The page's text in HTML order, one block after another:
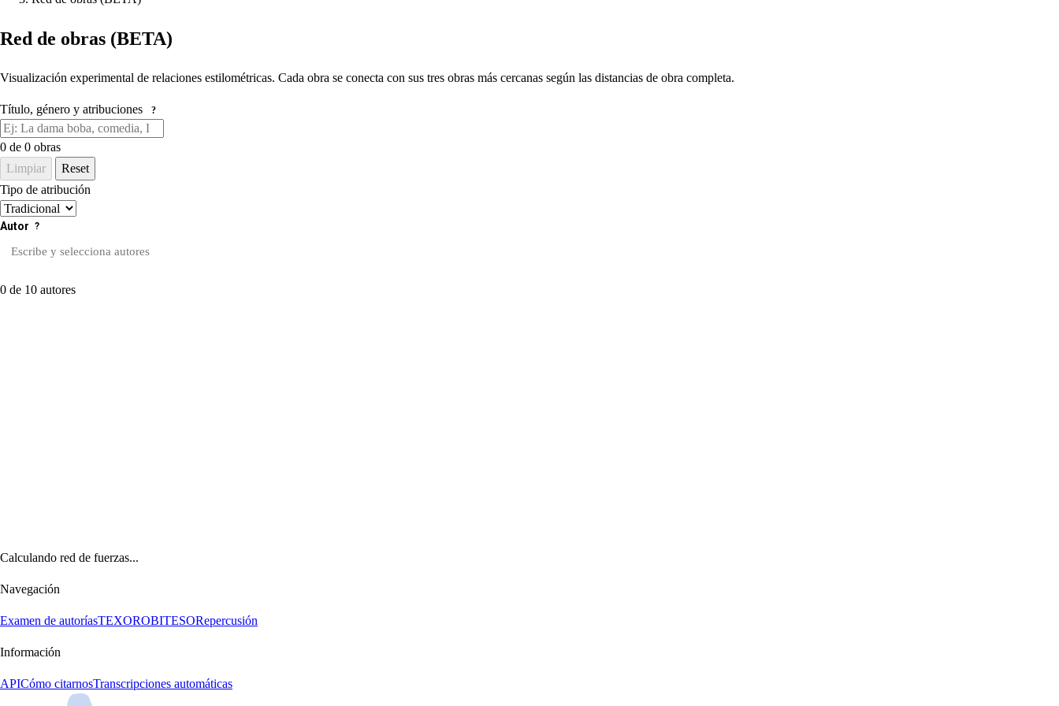
Red de obras (BETA)
Visualización experimental de relaciones estilométricas. Cada obra se conecta con sus tres obras más cercanas según las distancias de obra completa.
Título, género y atribuciones ?
0 de 0 obras
Limpiar
Reset
Tipo de atribución
Autor ?
0 de 10 autores
Calculando red de fuerzas...
Navegación
Examen de autoríasTEXOROBITESORepercusión
Información
APICómo citarnosTranscripciones automáticas